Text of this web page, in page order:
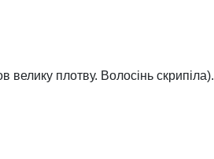
плотву. Волосінь скрипіла).